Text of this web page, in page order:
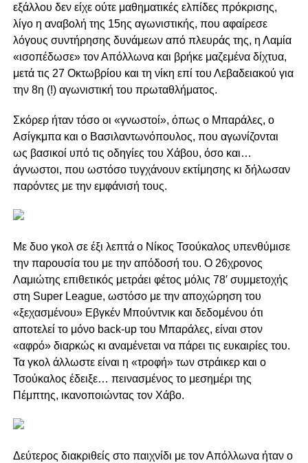
εξάλλου δεν είχε ούτε μαθηματικές ελπίδες πρόκρισης,
λίγο η αναβολή της 15ης αγωνιστικής, που αφαίρεσε
λόγους συντήρησης δυνάμεων από πλευράς της, η Λαμία
«ισοπέδωσε» τον Απόλλωνα και βρήκε μαζεμένα δίχτυα,
μετά τις 27 Οκτωβρίου και τη νίκη επί του Λεβαδειακού για
την 8η (!) αγωνιστική του πρωταθλήματος.
Σκόρερ ήταν τόσο οι «γνωστοί», όπως ο Μπαράλες, ο
Ασίγκμπα και ο Βασιλαντωνόπουλος, που αγωνίζονται
ως βασικοί υπό τις οδηγίες του Χάβου, όσο και…
άγνωστοι, που ωστόσο τυγχάνουν εκτίμησης κι δήλωσαν
παρόντες με την εμφάνισή τους.
Με δυο γκολ σε έξι λεπτά ο Νίκος Τσούκαλος υπενθύμισε
την παρουσία του με την απόδοσή του. Ο 26χρονος
Λαμιώτης επιθετικός μετράει φέτος μόλις 78′ συμμετοχής
στη Super League, ωστόσο με την αποχώρηση του
«ξεχασμένου» Εβγκέν Μπούντνικ και δεδομένου ότι
αποτελεί το μόνο back-up του Μπαράλες, είναι στον
«αφρό» διαρκώς κι αναμένεται να πάρει τις ευκαιρίες του.
Τα γκολ άλλωστε είναι η «τροφή» των στράικερ και ο
Τσούκαλος έδειξε… πεινασμένος το μεσημέρι της
Πέμπτης, ικανοποιώντας τον Χάβο.
Δεύτερος διακριθείς στο παιχνίδι με τον Απόλλωνα ήταν ο